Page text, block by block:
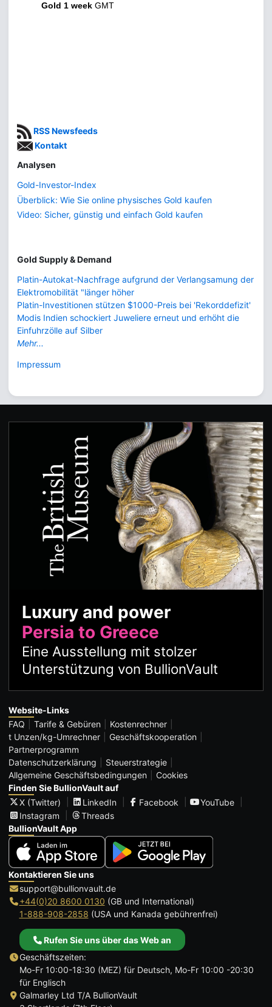
Gold 1 week GMT
RSS Newsfeeds
Kontakt
Analysen
Gold-Investor-Index
Überblick: Wie Sie online physisches Gold kaufen
Video: Sicher, günstig und einfach Gold kaufen
Gold Supply & Demand
Platin-Autokat-Nachfrage aufgrund der Verlangsamung der
Elektromobilität "länger höher
Platin-Investitionen stützen $1000-Preis bei 'Rekorddefizit'
Modis Indien schockiert Juweliere erneut und erhöht die
Einfuhrzölle auf Silber
Mehr...
Impressum
Luxury and power
Persia to Greece
Eine Ausstellung mit stolzer
Unterstützung von BullionVault
Website-Links
FAQ
Tarife & Gebüren
Kostenrechner
t Unzen/kg-Umrechner
Geschäftskooperation
Partnerprogramm
Datenschutzerklärung
Steuerstrategie
Allgemeine Geschäftsbedingungen
Cookies
Finden Sie BullionVault auf
X (Twitter)
LinkedIn Facebook
YouTube
Instagram
Threads
BullionVault App
Kontaktieren Sie uns
support@bullionvault.de
+44(0)20 8600 0130 (GB und International)
1-888-908-2858 (USA und Kanada gebührenfrei)
Rufen Sie uns über das Web an
Geschäftszeiten:
Mo-Fr 10:00-18:30 (MEZ) für Deutsch, Mo-Fr 10:00 -20:30
für Englisch
Galmarley Ltd T/A BullionVault